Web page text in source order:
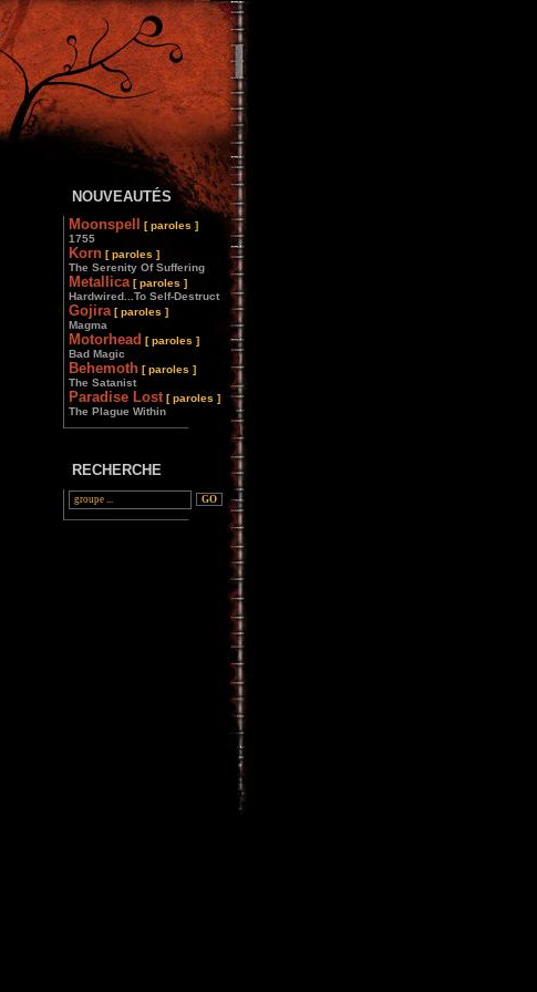
NOUVEAUTÉS
Moonspell
[ paroles ]
1755
Korn [ paroles ]
The Serenity Of Suffering
Metallica [ paroles ]
Hardwired...To Self-Destruct
Gojira [ paroles ]
Magma
Motorhead [ paroles ]
Bad Magic
Behemoth [ paroles ]
The Satanist
Paradise Lost [ paroles ]
The Plague Within
________________
RECHERCHE
________________